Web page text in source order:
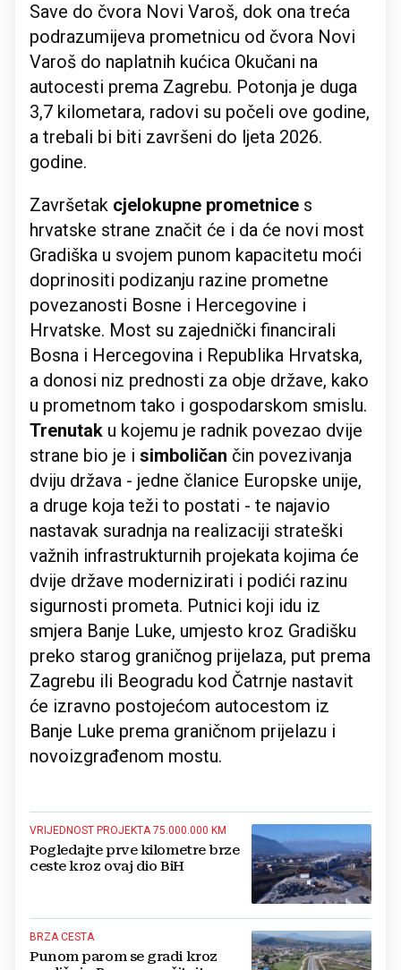
Save do čvora Novi Varoš, dok ona treća
podrazumijeva prometnicu od čvora Novi
Varoš do naplatnih kućica Okučani na
autocesti prema Zagrebu. Potonja je duga
3,7 kilometara, radovi su počeli ove godine,
a trebali bi biti završeni do ljeta 2026.
godine.
Završetak cjelokupne prometnice s
hrvatske strane značit će i da će novi most
Gradiška u svojem punom kapacitetu moći
doprinositi podizanju razine prometne
povezanosti Bosne i Hercegovine i
Hrvatske. Most su zajednički financirali
Bosna i Hercegovina i Republika Hrvatska,
a donosi niz prednosti za obje države, kako
u prometnom tako i gospodarskom smislu.
Trenutak u kojemu je radnik povezao dvije
strane bio je i simboličan čin povezivanja
dviju država - jedne članice Europske unije,
a druge koja teži to postati - te najavio
nastavak suradnja na realizaciji strateški
važnih infrastrukturnih projekata kojima će
dvije države modernizirati i podići razinu
sigurnosti prometa. Putnici koji idu iz
smjera Banje Luke, umjesto kroz Gradišku
preko starog graničnog prijelaza, put prema
Zagrebu ili Beogradu kod Čatrnje nastavit
će izravno postojećom autocestom iz
Banje Luke prema graničnom prijelazu i
novoizgrađenom mostu.
VRIJEDNOST PROJEKTA 75.000.000 KM
Pogledajte prve kilometre brze
ceste kroz ovaj dio BiH
BRZA CESTA
Punom parom se gradi kroz